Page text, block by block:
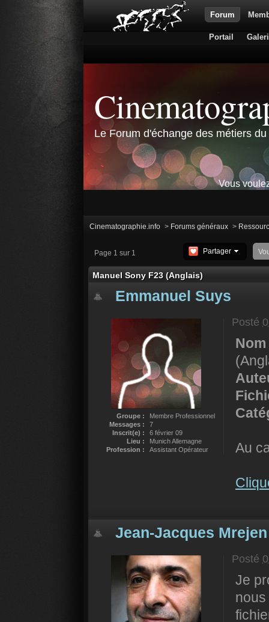
Forum
Portail
Le Forum d'échange des métiers
Vous
Cinematographie.info > Forums généraux >
Page 1 sur 1 Partager
Manuel Sony F23 (Anglais)
Emmanuel Suys
Groupe :
Membre Professionnel
Messages :
7
Inscrit(e) :
6 février 09
Lieu :
Munich Allemagne
Profession :
Assistant Opérateur
Posté
Au
Jean-Jacques Mrejen
Posté
Je